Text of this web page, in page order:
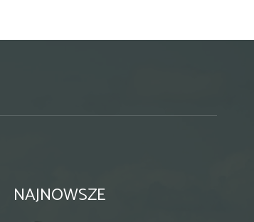
NAJNOWSZE